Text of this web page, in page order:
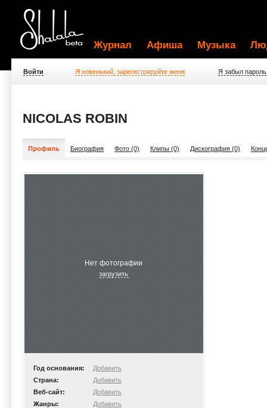
Журнал Афиша Музыка
Войти Я новенький, зарегистрируйте меня Я забыл пароль
NICOLAS ROBIN
Профиль Биография Фото (0) Клипы (0) Дискография (0)
Нет фотографии
загрузить
Год основания:
Добавить
Страна:
Добавить
Веб-сайт:
Добавить
Жанры:
Добавить